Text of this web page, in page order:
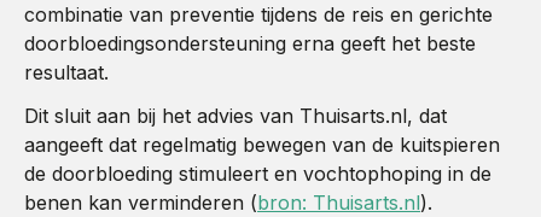
combinatie van preventie tijdens de reis en gerichte
doorbloedingsondersteuning erna geeft het beste
resultaat.
Dit sluit aan bij het advies van Thuisarts.nl, dat
aangeeft dat regelmatig bewegen van de kuitspieren
de doorbloeding stimuleert en vochtophoping in de
benen kan verminderen (bron: Thuisarts.nl).